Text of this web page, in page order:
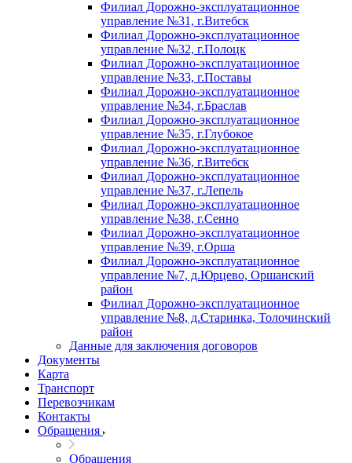
Филиал Дорожно-эксплуатационное
управление №31, г.Витебск
Филиал Дорожно-эксплуатационное
управление №32, г.Полоцк
Филиал Дорожно-эксплуатационное
управление №33, г.Поставы
Филиал Дорожно-эксплуатационное
управление №34, г.Браслав
Филиал Дорожно-эксплуатационное
управление №35, г.Глубокое
Филиал Дорожно-эксплуатационное
управление №36, г.Витебск
Филиал Дорожно-эксплуатационное
управление №37, г.Лепель
Филиал Дорожно-эксплуатационное
управление №38, г.Сенно
Филиал Дорожно-эксплуатационное
управление №39, г.Орша
Филиал Дорожно-эксплуатационное
управление №7, д.Юрцево, Оршанский
район
Филиал Дорожно-эксплуатационное
управление №8, д.Старинка, Толочинский
район
Данные для заключения договоров
Документы
Карта
Транспорт
Перевозчикам
Контакты
Обращения
Обращения